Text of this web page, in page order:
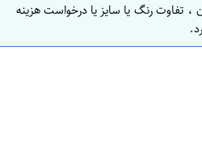
تفاوت رنگ یا سایز یا درخواست هزینه